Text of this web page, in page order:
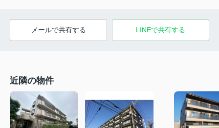
メールで共有する LINEで共有する
近隣の物件